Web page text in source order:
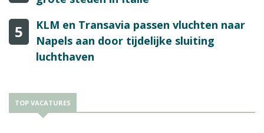
5
KLM en Transavia passen vluchten naar
Napels aan door tijdelijke sluiting
luchthaven
TOP VACATURES